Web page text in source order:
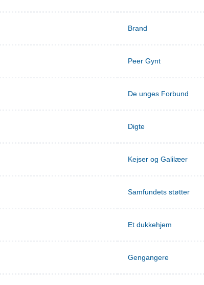
Brand
Peer Gynt
De unges Forbund
Digte
Kejser og Galilæer
Samfundets støtter
Et dukkehjem
Gengangere